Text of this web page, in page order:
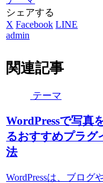
シェアする
X Facebook LINE
admin
関連記事
テーマ
WordPressで写真
るおすすめプラグ
法
WordPressは、ブログ